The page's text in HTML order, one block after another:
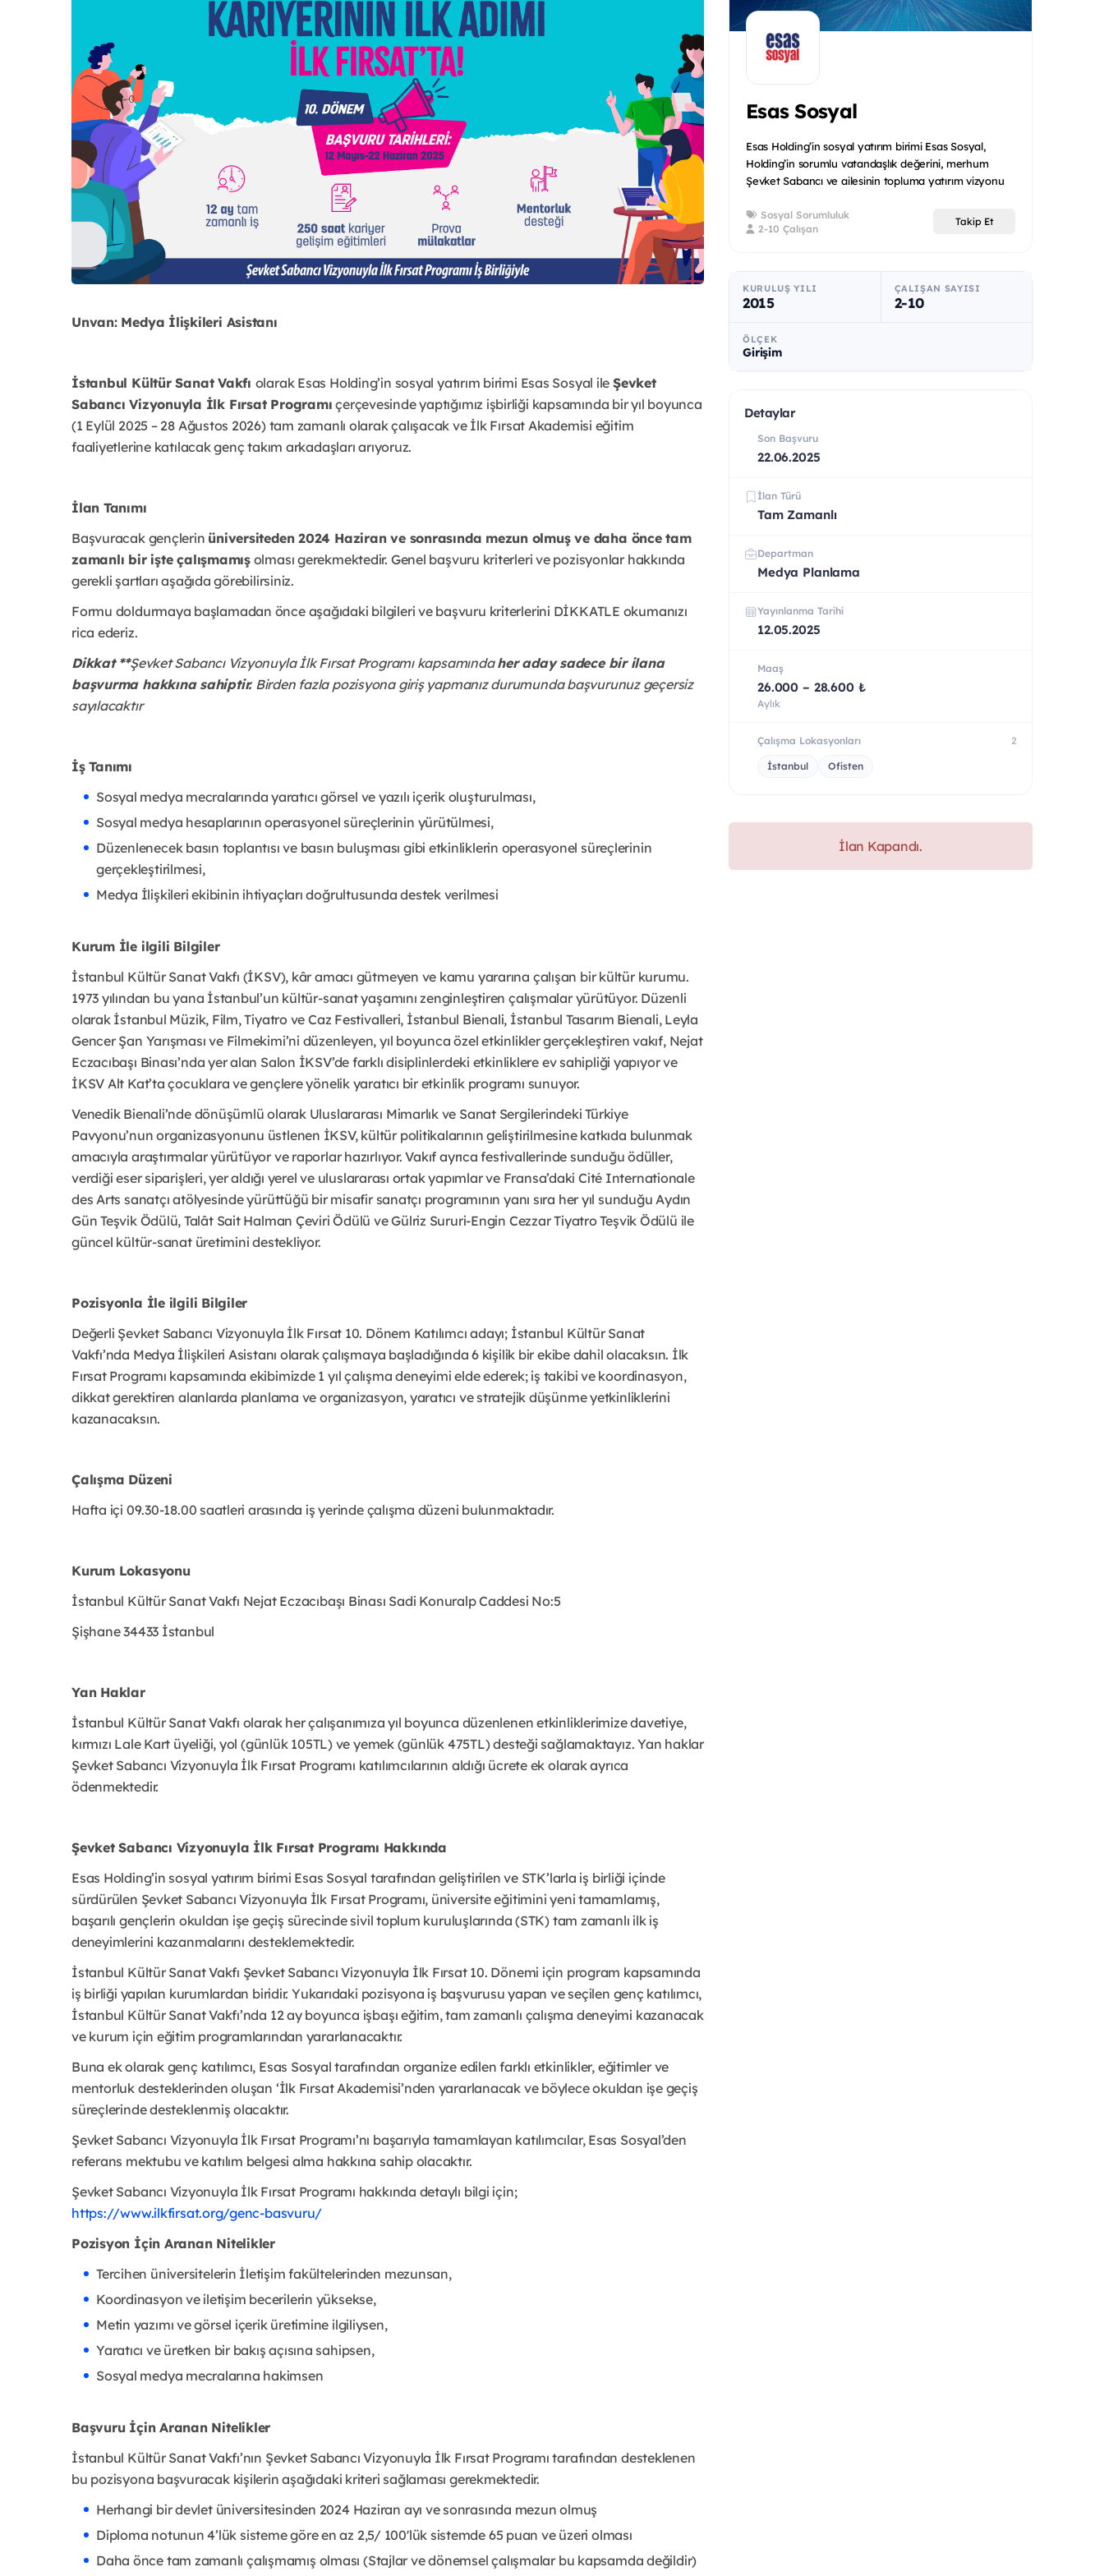
Unvan: Medya İlişkileri Asistanı
İstanbul Kültür Sanat Vakfı olarak Esas Holding’in sosyal yatırım birimi Esas Sosyal ile Şevket
Sabancı Vizyonuyla İlk Fırsat Programı çerçevesinde yaptığımız işbirliği kapsamında bir yıl boyunca
(1 Eylül 2025 – 28 Ağustos 2026) tam zamanlı olarak çalışacak ve İlk Fırsat Akademisi eğitim
faaliyetlerine katılacak genç takım arkadaşları arıyoruz.
İlan Tanımı
Başvuracak gençlerin üniversiteden 2024 Haziran ve sonrasında mezun olmuş ve daha önce tam
zamanlı bir işte çalışmamışolması gerekmektedir. Genel başvuru kriterleri ve pozisyonlar hakkında
gerekli şartları aşağıda görebilirsiniz.
Formu doldurmaya başlamadan önce aşağıdaki bilgileri ve başvuru kriterlerini DİKKATLE okumanızı
rica ederiz.
Dikkat **Şevket Sabancı Vizyonuyla İlk Fırsat Programı kapsamındaher aday sadece bir ilana
başvurma hakkına sahiptir. Birden fazla pozisyona giriş yapmanız durumunda başvurunuz geçersiz
sayılacaktır
İş Tanımı
Sosyal medya mecralarında yaratıcı görsel ve yazılı içerik oluşturulması,
Sosyal medya hesaplarının operasyonel süreçlerinin yürütülmesi,
Düzenlenecek basın toplantısı ve basın buluşması gibi etkinliklerin operasyonel süreçlerinin
gerçekleştirilmesi,
Medya İlişkileri ekibinin ihtiyaçları doğrultusunda destek verilmesi
Kurum İle ilgili Bilgiler
İstanbul Kültür Sanat Vakfı (İKSV), kâr amacı gütmeyen ve kamu yararına çalışan bir kültür kurumu.
1973 yılından bu yana İstanbul’un kültür-sanat yaşamını zenginleştiren çalışmalar yürütüyor. Düzenli
olarak İstanbul Müzik, Film, Tiyatro ve Caz Festivalleri, İstanbul Bienali, İstanbul Tasarım Bienali, Leyla
Gencer Şan Yarışması ve Filmekimi’ni düzenleyen, yıl boyunca özel etkinlikler gerçekleştiren vakıf, Nejat
Eczacıbaşı Binası’nda yer alan Salon İKSV’de farklı disiplinlerdeki etkinliklere ev sahipliği yapıyor ve
İKSV Alt Kat’ta çocuklara ve gençlere yönelik yaratıcı bir etkinlik programı sunuyor.
Venedik Bienali’nde dönüşümlü olarak Uluslararası Mimarlık ve Sanat Sergilerindeki Türkiye
Pavyonu’nun organizasyonunu üstlenen İKSV, kültür politikalarının geliştirilmesine katkıda bulunmak
amacıyla araştırmalar yürütüyor ve raporlar hazırlıyor. Vakıf ayrıca festivallerinde sunduğu ödüller,
verdiği eser siparişleri, yer aldığı yerel ve uluslararası ortak yapımlar ve Fransa’daki Cité Internationale
des Arts sanatçı atölyesinde yürüttüğü bir misafir sanatçı programının yanı sıra her yıl sunduğu Aydın
Gün Teşvik Ödülü, Talât Sait Halman Çeviri Ödülü ve Gülriz Sururi-Engin Cezzar Tiyatro Teşvik Ödülü ile
güncel kültür-sanat üretimini destekliyor.
Pozisyonla İle ilgili Bilgiler
Değerli Şevket Sabancı Vizyonuyla İlk Fırsat 10. Dönem Katılımcı adayı; İstanbul Kültür Sanat
Vakfı’nda Medya İlişkileri Asistanı olarak çalışmaya başladığında 6 kişilik bir ekibe dahil olacaksın. İlk
Fırsat Programı kapsamında ekibimizde 1 yıl çalışma deneyimi elde ederek; iş takibi ve koordinasyon,
dikkat gerektiren alanlarda planlama ve organizasyon, yaratıcı ve stratejik düşünme yetkinliklerini
kazanacaksın.
Çalışma Düzeni
Hafta içi 09.30-18.00 saatleri arasında iş yerinde çalışma düzeni bulunmaktadır.
Kurum Lokasyonu
İstanbul Kültür Sanat Vakfı Nejat Eczacıbaşı Binası Sadi Konuralp Caddesi No:5
Şişhane 34433 İstanbul
Yan Haklar
İstanbul Kültür Sanat Vakfı olarak her çalışanımıza yıl boyunca düzenlenen etkinliklerimize davetiye,
kırmızı Lale Kart üyeliği, yol (günlük 105TL) ve yemek (günlük 475TL) desteği sağlamaktayız. Yan haklar
Şevket Sabancı Vizyonuyla İlk Fırsat Programı katılımcılarının aldığı ücrete ek olarak ayrıca
ödenmektedir.
Şevket Sabancı Vizyonuyla İlk Fırsat Programı Hakkında
Esas Holding’in sosyal yatırım birimi Esas Sosyal tarafından geliştirilen ve STK’larla iş birliği içinde
sürdürülen Şevket Sabancı Vizyonuyla İlk Fırsat Programı, üniversite eğitimini yeni tamamlamış,
başarılı gençlerin okuldan işe geçiş sürecinde sivil toplum kuruluşlarında (STK) tam zamanlı ilk iş
deneyimlerini kazanmalarını desteklemektedir.
İstanbul Kültür Sanat Vakfı Şevket Sabancı Vizyonuyla İlk Fırsat 10. Dönemi için program kapsamında
iş birliği yapılan kurumlardan biridir. Yukarıdaki pozisyona iş başvurusu yapan ve seçilen genç katılımcı,
İstanbul Kültür Sanat Vakfı’nda 12 ay boyunca işbaşı eğitim, tam zamanlı çalışma deneyimi kazanacak
ve kurum için eğitim programlarından yararlanacaktır.
Buna ek olarak genç katılımcı, Esas Sosyal tarafından organize edilen farklı etkinlikler, eğitimler ve
mentorluk desteklerinden oluşan ‘İlk Fırsat Akademisi’nden yararlanacak ve böylece okuldan işe geçiş
süreçlerinde desteklenmiş olacaktır.
Şevket Sabancı Vizyonuyla İlk Fırsat Programı’nı başarıyla tamamlayan katılımcılar, Esas Sosyal’den
referans mektubu ve katılım belgesi alma hakkına sahip olacaktır.
Şevket Sabancı Vizyonuyla İlk Fırsat Programı hakkında detaylı bilgi için;
https://www.ilkfirsat.org/genc-basvuru/
Pozisyon İçin Aranan Nitelikler
Tercihen üniversitelerin İletişim fakültelerinden mezunsan,
Koordinasyon ve iletişim becerilerin yüksekse,
Metin yazımı ve görsel içerik üretimine ilgiliysen,
Yaratıcı ve üretken bir bakış açısına sahipsen,
Sosyal medya mecralarına hakimsen
Başvuru İçin Aranan Nitelikler
İstanbul Kültür Sanat Vakfı’nın Şevket Sabancı Vizyonuyla İlk Fırsat Programı tarafından desteklenen
bu pozisyona başvuracak kişilerin aşağıdaki kriteri sağlaması gerekmektedir.
Herhangi bir devlet üniversitesinden 2024 Haziran ayı ve sonrasında mezun olmuş
Diploma notunun 4’lük sisteme göre en az 2,5/ 100'lük sistemde 65 puan ve üzeri olması
Daha önce tam zamanlı çalışmamış olması (Stajlar ve dönemsel çalışmalar bu kapsamda değildir)
Esas Sosyal
Esas Holding’in sosyal yatırım birimi Esas Sosyal,
Holding’in sorumlu vatandaşlık değerini, merhum
Şevket Sabancı ve ailesinin topluma yatırım vizyonu
Sosyal Sorumluluk
2-10 Çalışan
Takip Et
KURULUŞ YILI
2015
ÇALIŞAN SAYISI
2-10
ÖLÇEK
Girişim
Detaylar
Son Başvuru
22.06.2025
İlan Türü
Tam Zamanlı
Departman
Medya Planlama
Yayınlanma Tarihi
12.05.2025
Maaş
26.000 – 28.600 ₺
Aylık
Çalışma Lokasyonları 2
İstanbul Ofisten
İlan Kapandı.